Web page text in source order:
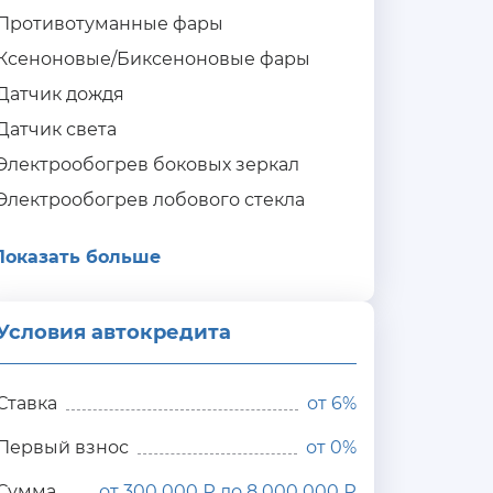
фары
Биксеноновые фары
дождя
света
боковых зеркал
лобового стекла
больше
автокредита
от 6%
взнос от 0%